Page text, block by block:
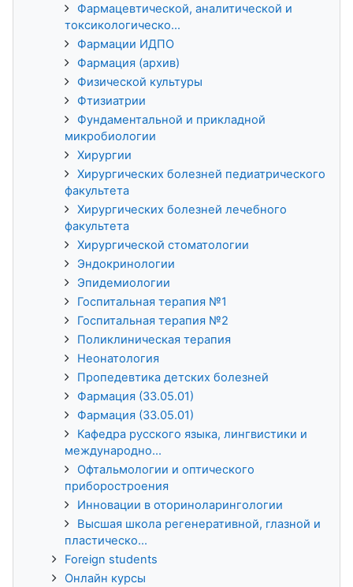
Фармацевтической, аналитической и
токсикологическо...
Фармации ИДПО
Фармация (архив)
Физической культуры
Фтизиатрии
Фундаментальной и прикладной
микробиологии
Хирургии
Хирургических болезней педиатрического
факультета
Хирургических болезней лечебного
факультета
Хирургической стоматологии
Эндокринологии
Эпидемиологии
Госпитальная терапия №1
Госпитальная терапия №2
Поликлиническая терапия
Неонатология
Пропедевтика детских болезней
Фармация (33.05.01)
Фармация (33.05.01)
Кафедра русского языка, лингвистики и
международно...
Офтальмологии и оптического
приборостроения
Инновации в оториноларингологии
Высшая школа регенеративной, глазной и
пластическо...
Foreign students
Онлайн курсы